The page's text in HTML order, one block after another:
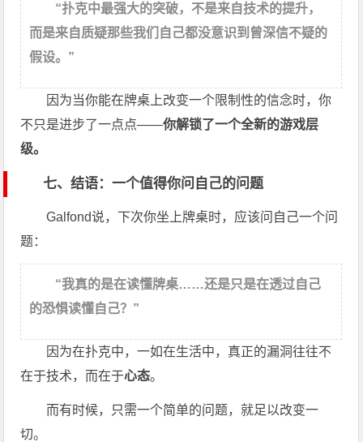
“扑克中最强大的突破，不是来自技术的提升，
而是来自质疑那些我们自己都没意识到曾深信不疑的
假设。”
因为当你能在牌桌上改变一个限制性的信念时，你
不只是进步了一点点——你解锁了一个全新的游戏层
级。
七、结语：一个值得你问自己的问题
Galfond说，下次你坐上牌桌时，应该问自己一个问
题：
“我真的是在读懂牌桌……还是只是在透过自己
的恐惧读懂自己？”
因为在扑克中，一如在生活中，真正的漏洞往往不
在于技术，而在于心态。
而有时候，只需一个简单的问题，就足以改变一
切。